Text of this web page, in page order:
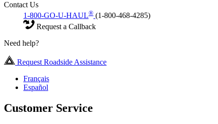
Contact Us
1-800-GO-U-HAUL® (1-800-468-4285)
Request a Callback
Need help?
Request Roadside Assistance
Français
Español
Customer Service